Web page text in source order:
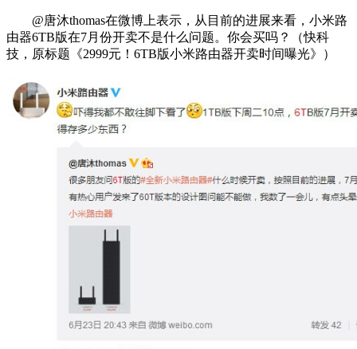
@唐沐thomas在微博上表示，从目前的进展来看，小米路
由器6TB版在7月份开卖不是什么问题。你会买吗？（快科
技，原标题《2999元！6TB版小米路由器开卖时间曝光》）